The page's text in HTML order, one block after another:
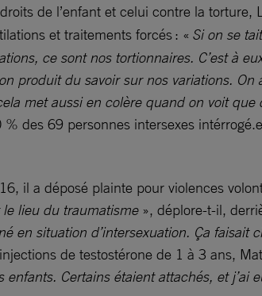
de l’enfant et celui contre la torture,
et traitements forcés : « Si on se
ce sont nos tortionnaires. C’est à
produit du savoir sur nos variations. On
met aussi en colère quand on voit que
des 69 personnes intersexes
il a déposé plainte pour violences
le lieu du traumatisme», déplore-t-il,
en situation d’intersexuation. Ça faisait
de testostérone de 1 à 3 ans,
enfants. Certains étaient attachés, et j’ai